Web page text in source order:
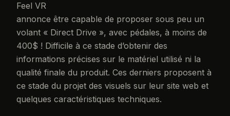
Feel VR
annonce être capable de proposer sous peu un
volant « Direct Drive », avec pédales, à moins de
400$ ! Difficile à ce stade d’obtenir des
informations précises sur le matériel utilisé ni la
qualité finale du produit. Ces derniers proposent à
ce stade du projet des visuels sur leur site web et
quelques caractéristiques techniques.